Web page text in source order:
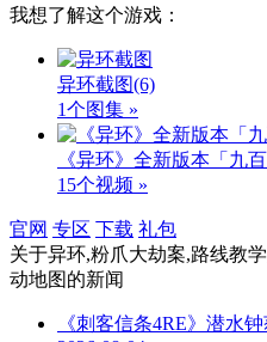
我想了解这个游戏：
异环截图(6)
1个图集 »
《异环》全新版本「九
15个视频 »
官网 专区 下载 礼包
关于异环,粉爪大劫案,路线教
动地图的新闻
《刺客信条4RE》潜水